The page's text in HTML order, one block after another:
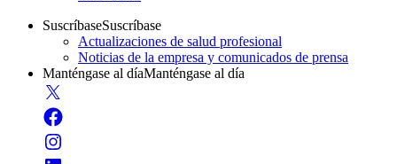
SuscríbaseSuscríbase
Actualizaciones de salud profesional
Noticias de la empresa y comunicados de prensa
Manténgase al díaManténgase al día